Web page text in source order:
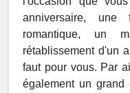
anniversaire,
romantique, un
rétablissement d'un
faut pour vous. Par
également un grand